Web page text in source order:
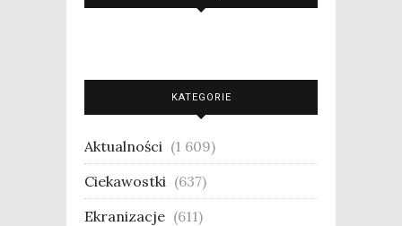
KATEGORIE
Aktualności (1 609)
Ciekawostki (637)
Ekranizacje (611)